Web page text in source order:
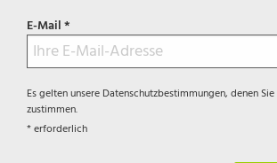
E-Mail *
Es gelten unsere Datenschutzbestimmungen, denen
zustimmen.
* erforderlich